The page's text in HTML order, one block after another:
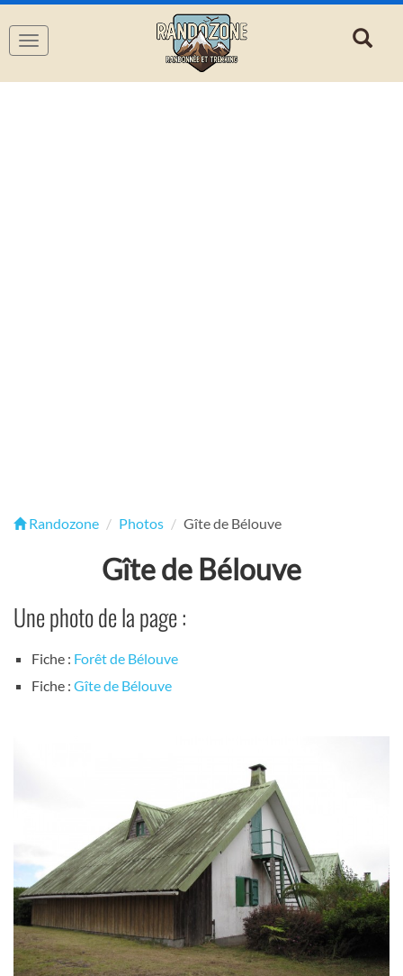
Navigation
Randozone Photos Gîte de Bélouve
Gîte de Bélouve
Une photo de la page :
Fiche : Forêt de Bélouve
Fiche : Gîte de Bélouve